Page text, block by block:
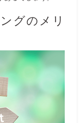
グのメリ